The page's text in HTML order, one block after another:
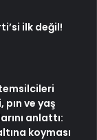
ilk değil!
ve yaş
anlattı:
koyması